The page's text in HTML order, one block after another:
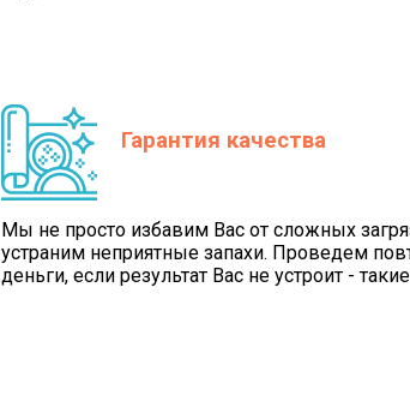
Гарантия качества
Мы не просто избавим Вас от сложных
устраним неприятные запахи. Проведем
деньги, если результат Вас не устроит -